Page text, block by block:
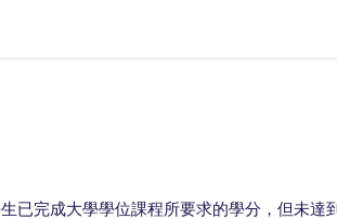
已完成大學學位課程所要求的學分，但未達